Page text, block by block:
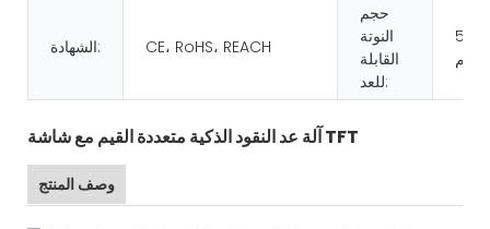
الشهادة: CE، RoHS، REACH
حجم
النوتة
القابلة
للعد:
آلة عد النقود الذكية متعددة القيم مع شاشة TFT
وصف المنتج